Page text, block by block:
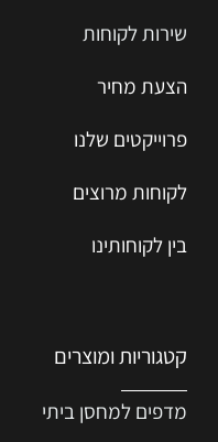
שירות לקוחות
הצעת מחיר
פרוייקטים שלנו
לקוחות מרוצים
בין לקוחותינו
קטגוריות ומוצרים
מדפים למחסן ביתי